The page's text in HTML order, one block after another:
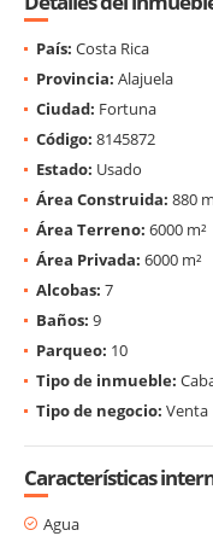
País: Costa Rica
Provincia: Alajuela
Ciudad: Fortuna
Código: 8145872
Estado: Usado
Área Construida: 880
Área Terreno: 6000 m²
Área Privada: 6000 m²
Alcobas: 7
Baños: 9
Parqueo: 10
Tipo de inmueble:
Tipo de negocio: Venta
Características
Agua